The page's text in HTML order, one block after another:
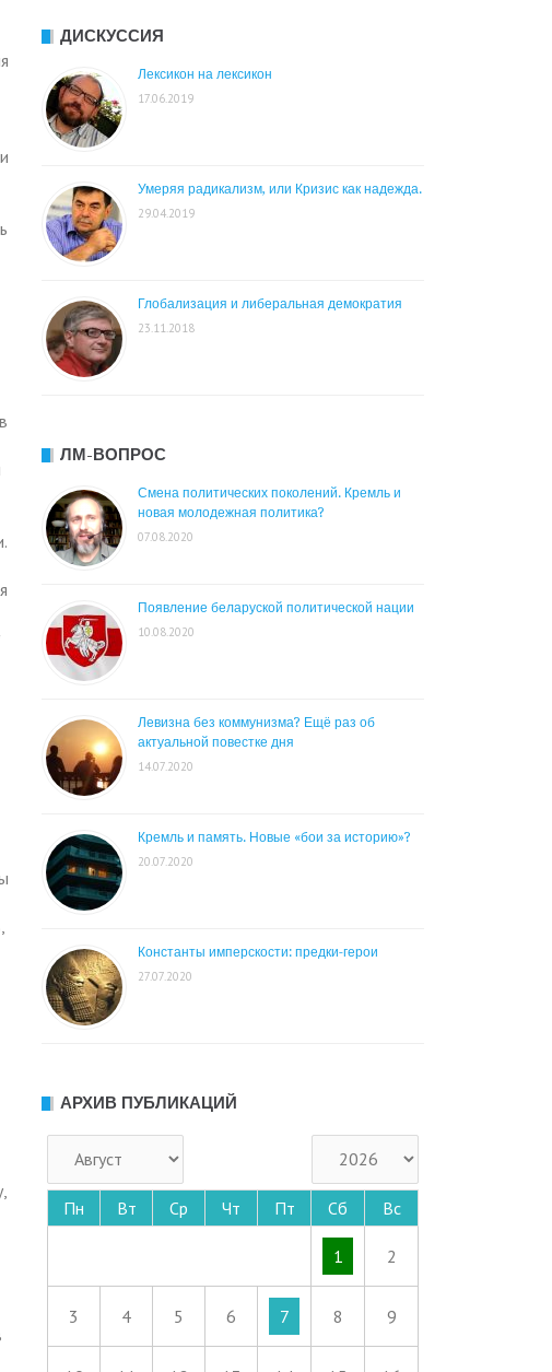
ДИСКУССИЯ
Лексикон на лексикон
17.06.2019
Умеряя радикализм, или Кризис как надежда.
29.04.2019
Глобализация и либеральная демократия
23.11.2018
ЛМ-ВОПРОС
Смена политических поколений. Кремль и
новая молодежная политика?
07.08.2020
Появление беларуской политической нации
10.08.2020
Левизна без коммунизма? Ещё раз об
актуальной повестке дня
14.07.2020
Кремль и память. Новые «бои за историю»?
20.07.2020
Константы имперскости: предки-герои
27.07.2020
АРХИВ ПУБЛИКАЦИЙ
Пн Вт Ср Чт Пт Сб Вс
1 2
3 4 5 6 7 8 9